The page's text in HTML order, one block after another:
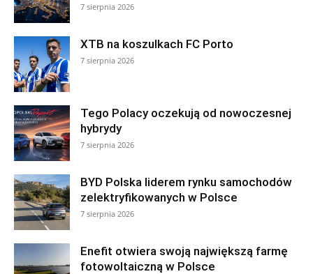
7 sierpnia 2026
XTB na koszulkach FC Porto
7 sierpnia 2026
Tego Polacy oczekują od nowoczesnej
hybrydy
7 sierpnia 2026
BYD Polska liderem rynku samochodów
zelektryfikowanych w Polsce
7 sierpnia 2026
Enefit otwiera swoją największą farmę
fotowoltaiczną w Polsce